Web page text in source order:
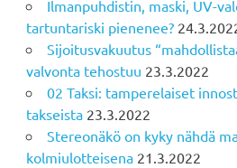
Ilmanpuhdistin, maski, UV-
tartuntariski pienenee?
Sijoitusvakuutus
valvonta tehostuu 23.3.2022
02 Taksi: tamperelaiset
takseista 23.3.2022
Stereonäkö on kyky nähdä
kolmiulotteisena 21.3.2022